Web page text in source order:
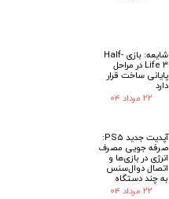
شایعه: بازی Half-
Life 3 در مراحل
پایانی ساخت قرار
دارد
۲۲ مرداد ۰۴
آپدیت جدید PS5:
صرفه جویی مصرف
انرژی در بازی‌ها و
اتصال دوال‌سنس
به چند دستگاه
۲۲ مرداد ۰۴